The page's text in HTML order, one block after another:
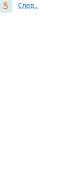
5 След.